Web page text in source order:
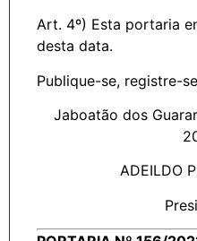
Art. 4º) Esta portaria
desta data.
Publique-se, registre-
Jaboatão dos
ADEILDO